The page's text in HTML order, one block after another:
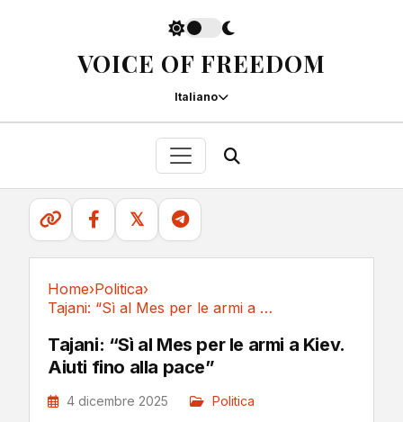
VOICE OF FREEDOM
Italiano
𝕏
Home›Politica›
Tajani: “Sì al Mes per le armi a Kiev. Aiuti...
Tajani: “Sì al Mes per le armi a Kiev.
Aiuti fino alla pace”
4 dicembre 2025 Politica